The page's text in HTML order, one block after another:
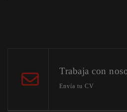
Trabaja con
Envía tu CV